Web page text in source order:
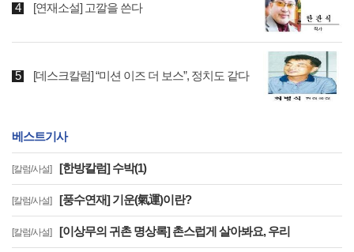
[연재소설] 고깔을 쓴다
[데스크칼럼] “미션 이즈 더 보스”, 정치도 같다
베스트기사
[칼럼/사설] [한방칼럼] 수박(1)
[칼럼/사설] [풍수연재] 기운(氣運)이란?
[칼럼/사설] [이상무의 귀촌 명상록] 촌스럽게 살아봐요, 우리